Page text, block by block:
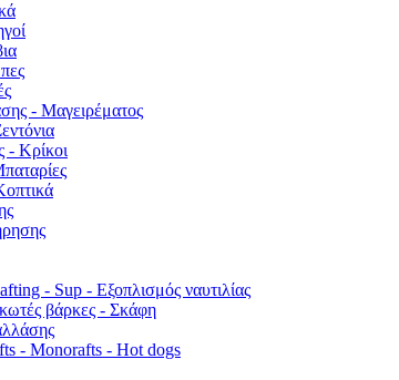
- Μαγειρέματος
- Κρίκοι
- Sup - Εξοπλισμός ναυτιλίας
βάρκες - Σκάφη
- Monorafts - Hot dogs